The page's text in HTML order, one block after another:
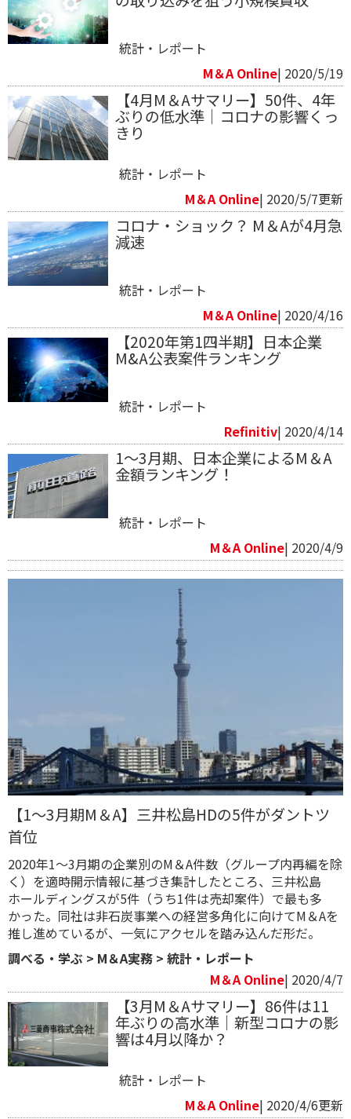
統計・レポート
M＆A Online| 2020/5/19
【4月M＆Aサマリー】50件、4年
ぶりの低水準｜コロナの影響くっ
きり
統計・レポート
M＆A Online| 2020/5/7更新
コロナ・ショック？ M＆Aが4月急
減速
統計・レポート
M＆A Online| 2020/4/16
【2020年第1四半期】日本企業
M&A公表案件ランキング
統計・レポート
Refinitiv​| 2020/4/14
1～3月期、日本企業によるM＆A
金額ランキング！
統計・レポート
M＆A Online| 2020/4/9
【1～3月期M＆A】三井松島HDの5件がダントツ
首位
2020年1～3月期の企業別のM＆A件数（グループ内再編を除
く）を適時開示情報に基づき集計したところ、三井松島
ホールディングスが5件（うち1件は売却案件）で最も多
かった。同社は非石炭事業への経営多角化に向けてM＆Aを
推し進めているが、一気にアクセルを踏み込んだ形だ。
調べる・学ぶ > M＆A実務 > 統計・レポート
M＆A Online| 2020/4/7
【3月M＆Aサマリー】86件は11
年ぶりの高水準｜新型コロナの影
響は4月以降か？
統計・レポート
M＆A Online| 2020/4/6更新